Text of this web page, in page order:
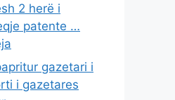
2 herë i
patente …
gazetari i
i gazetares